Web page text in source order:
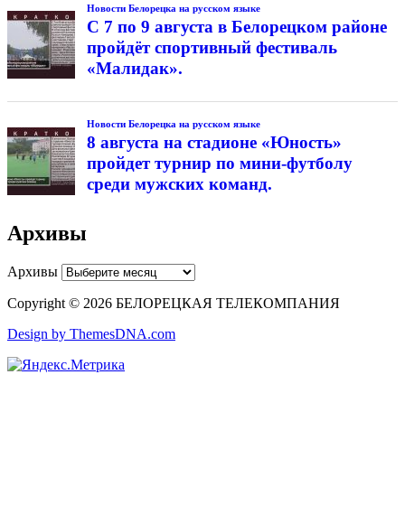
Новости Белорецка на русском языке
С 7 по 9 августа в Белорецком районе
пройдёт спортивный фестиваль
«Малидак».
Новости Белорецка на русском языке
8 августа на стадионе «Юность»
пройдет турнир по мини-футболу
среди мужских команд.
Архивы
Архивы
Copyright © 2026 БЕЛОРЕЦКАЯ ТЕЛЕКОМПАНИЯ
Design by ThemesDNA.com